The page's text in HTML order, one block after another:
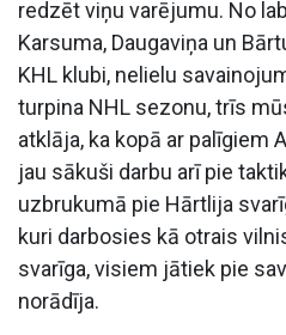
redzēt viņu varējumu. No
Karsuma, Daugaviņa un
KHL klubi, nelielu
turpina NHL sezonu, trīs
atklāja, ka kopā ar palīgiem
jau sākuši darbu arī pie
uzbrukumā pie Hārtlija
kuri darbosies kā otrais
svarīga, visiem jātiek pie
norādīja.